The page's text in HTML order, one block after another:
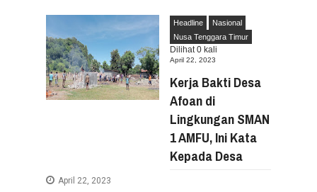
Headline
Nasional
Nusa Tenggara Timur
Dilihat 0 kali
April 22, 2023
Kerja Bakti Desa
Afoan di
Lingkungan SMAN
1 AMFU, Ini Kata
Kepada Desa
April 22, 2023